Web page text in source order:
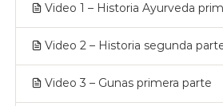
Video 1 – Historia Ayurveda
Video 2 – Historia segunda
Video 3 – Gunas primera parte